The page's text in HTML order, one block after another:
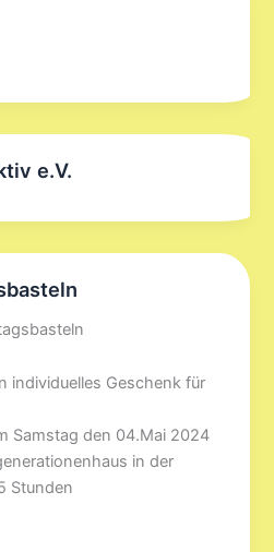
e.V.
individuelles Geschenk für
Samstag den 04.Mai 2024
in der
Stunden